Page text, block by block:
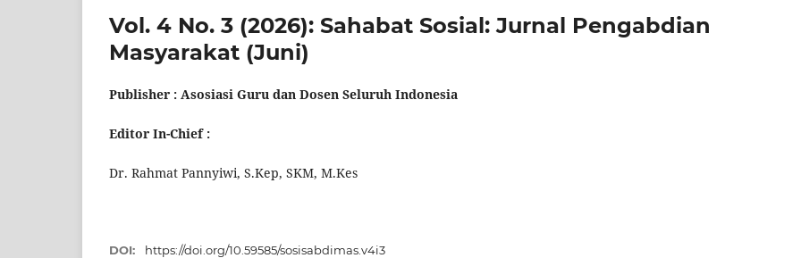
Vol. 4 No. 3 (2026): Sahabat Sosial: Jurnal Pengabdian
Masyarakat (Juni)
Publisher : Asosiasi Guru dan Dosen Seluruh Indonesia
Editor In-Chief :
Dr. Rahmat Pannyiwi, S.Kep, SKM, M.Kes
DOI: https://doi.org/10.59585/sosisabdimas.v4i3